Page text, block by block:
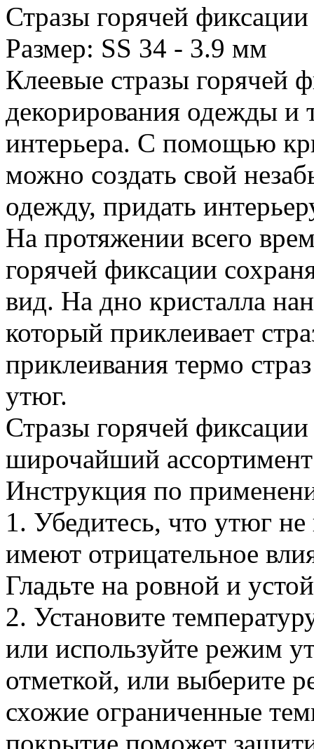
Стразы горячей фиксации
Размер: SS 34 - 3.9 мм
Клеевые стразы горячей
декорирования одежды и
интерьера. С помощью
можно создать свой
одежду, придать
На протяжении всего
горячей фиксации
вид. На дно кристалла
который приклеивает
приклеивания термо
утюг.
Стразы горячей
широчайший
Инструкция по
1. Убедитесь, что утюг
имеют отрицательное
Гладьте на ровной и
2. Установите
или используйте режим
отметкой, или выберите
схожие ограниченные
покрытие поможет